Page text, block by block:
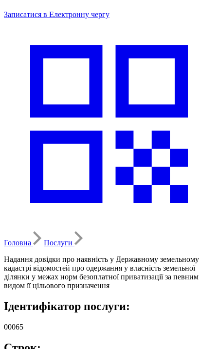
Записатися в Електронну чергу
Головна
Послуги
Надання довідки про наявність у Державному земельному
кадастрі відомостей про одержання у власність земельної
ділянки у межах норм безоплатної приватизації за певним
видом її цільового призначення
Ідентифікатор послуги:
00065